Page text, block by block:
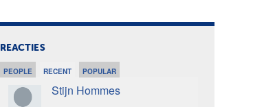
REACTIES
PEOPLE RECENT POPULAR
Stijn Hommes